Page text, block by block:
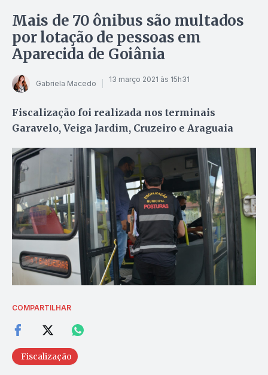
Mais de 70 ônibus são multados
por lotação de pessoas em
Aparecida de Goiânia
Gabriela Macedo 13 março 2021 às 15h31
Fiscalização foi realizada nos terminais
Garavelo, Veiga Jardim, Cruzeiro e Araguaia
COMPARTILHAR
Fiscalização